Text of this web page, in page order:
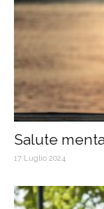
Salute
17 Luglio 2024